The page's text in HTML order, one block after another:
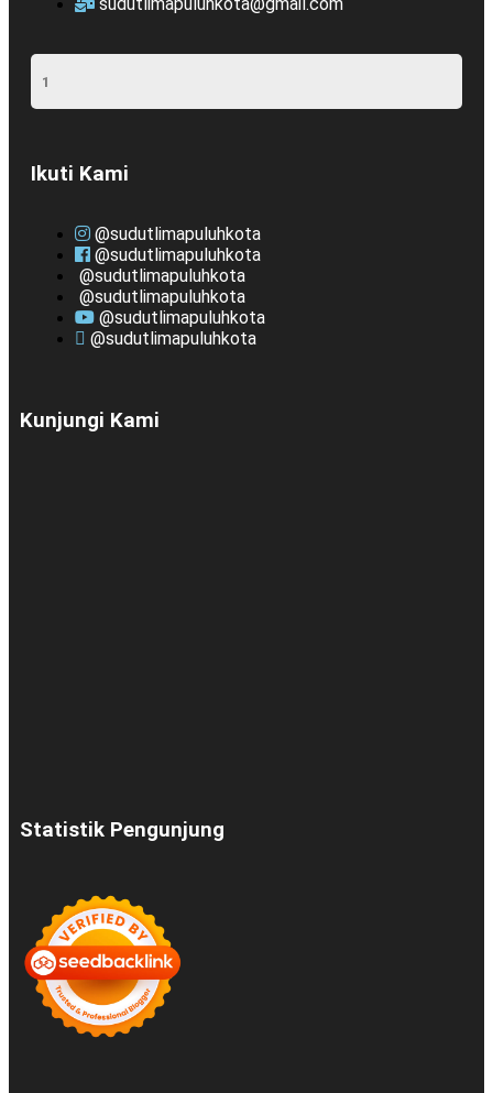
sudutlimapuluhkota@gmail.com
Ikuti Kami
@sudutlimapuluhkota
@sudutlimapuluhkota
@sudutlimapuluhkota
@sudutlimapuluhkota
@sudutlimapuluhkota
@sudutlimapuluhkota
Kunjungi Kami
Statistik Pengunjung